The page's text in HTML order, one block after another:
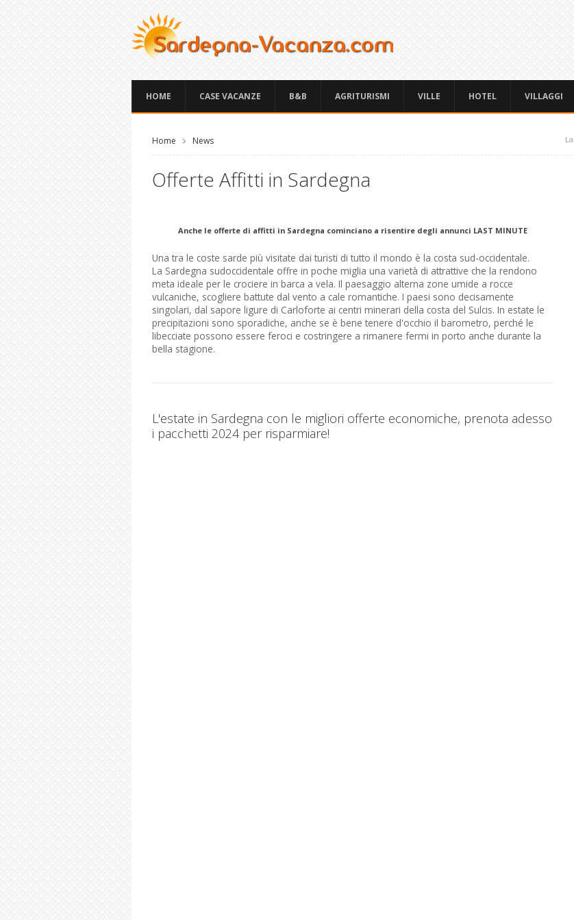
HOME CASE VACANZE B&B AGRITURISMI VILLE HOTEL VILLAGGI
Home News
Offerte Affitti in Sardegna
Anche le offerte di affitti in Sardegna cominciano a risentire degli annunci LAST MINUTE
Una tra le coste sarde più visitate dai turisti di tutto il mondo è la costa sud-occidentale.
La Sardegna sudoccidentale offre in poche miglia una varietà di attrattive che la rendono
meta ideale per le crociere in barca a vela. Il paesaggio alterna zone umide a rocce
vulcaniche, scogliere battute dal vento a cale romantiche. I paesi sono decisamente
singolari, dal sapore ligure di Carloforte ai centri minerari della costa del Sulcis. In estate le
precipitazioni sono sporadiche, anche se è bene tenere d'occhio il barometro, perché le
libecciate possono essere feroci e costringere a rimanere fermi in porto anche durante la
bella stagione.
L'estate in Sardegna con le migliori offerte economiche, prenota adesso
i pacchetti 2024 per risparmiare!